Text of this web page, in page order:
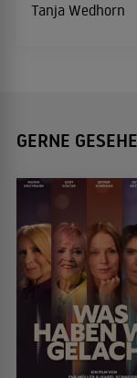
Tanja Wedhorn
GERNE